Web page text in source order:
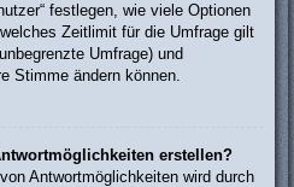
festlegen, wie viele Optionen
Zeitlimit für die Umfrage gilt
Umfrage) und
Stimme ändern können.
erstellen?
Antwortmöglichkeiten wird durch